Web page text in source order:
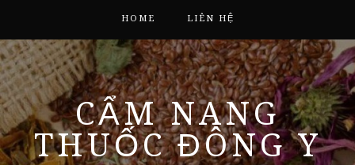
HOME LIÊN HỆ
CẨM NANG
THUỐC ĐÔNG Y